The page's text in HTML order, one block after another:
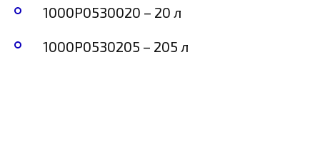
1000P0530020 – 20 л
1000P0530205 – 205 л